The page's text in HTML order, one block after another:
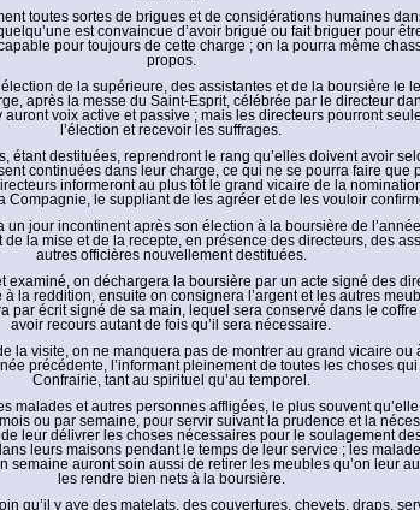
toutes sortes de brigues et de considérations humaines
est convaincue d’avoir brigué ou fait briguer pour
pour toujours de cette charge ; on la pourra même
propos.
de la supérieure, des assistantes et de la boursière le
après la messe du Saint-Esprit, célébrée par le directeur
voix active et passive ; mais les directeurs pourront
l’élection et recevoir les suffrages.
étant destituées, reprendront le rang qu’elles doivent avoir
continuées dans leur charge, ce qui ne se pourra faire que
informeront au plus tôt le grand vicaire de la
Compagnie, le suppliant de les agréer et de les vouloir
un jour incontinent après son élection à la boursière de
la mise et de la recepte, en présence des directeurs, des
autres officières nouvellement destituées.
examiné, on déchargera la boursière par un acte signé des
la reddition, ensuite on consignera l’argent et les autres
par écrit signé de sa main, lequel sera conservé dans le
avoir recours autant de fois qu’il sera nécessaire.
la visite, on ne manquera pas de montrer au grand vicaire ou
précédente, l’informant pleinement de toutes les choses
Confrairie, tant au spirituel qu’au temporel.
malades et autres personnes affligées, le plus souvent
ou par semaine, pour servir suivant la prudence et la
leur délivrer les choses nécessaires pour le soulagement
leurs maisons pendant le temps de leur service ; les
semaine auront soin aussi de retirer les meubles qu’on leur
les rendre bien nets à la boursière.
qu’il y aye des matelats, des couvertures, chevets, draps,